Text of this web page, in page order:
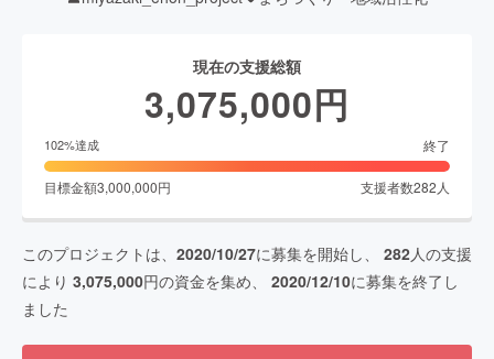
現在の支援総額
3,075,000円
102%達成 終了
目標金額3,000,000円 支援者数282 人
このプロジェクトは、 2020/10/27に募集を開始し、 282人の支援
により 3,075,000円の資金を集め、 2020/12/10に募集を終了し
ました